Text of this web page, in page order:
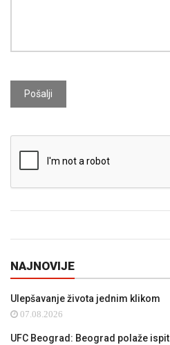
Pošalji
NAJNOVIJE
Ulepšavanje života jednim klikom
07.08.2026
UFC Beograd: Beograd polaže ispit